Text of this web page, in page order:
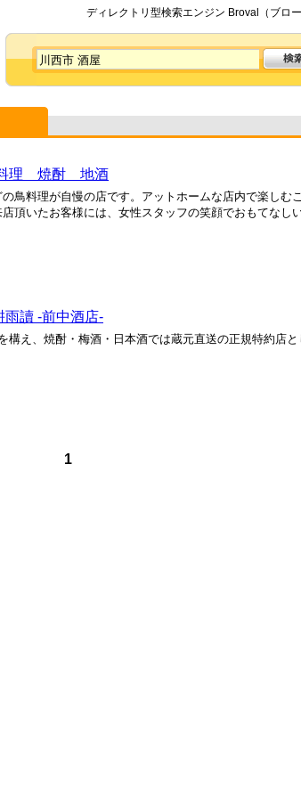
ディレクトリ型検索エンジン Broval（ブロー
理 焼酎 地酒
鳥料理が自慢の店です。アットホームな店内で楽しむ
頂いたお客様には、女性スタッフの笑顔でおもてなしい
雨讀 -前中酒店-
え、焼酎・梅酒・日本酒では蔵元直送の正規特約店
1